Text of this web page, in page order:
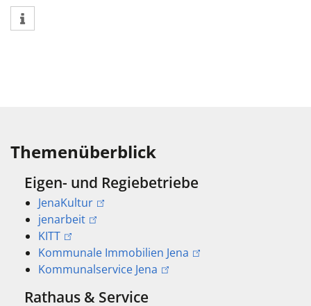
Themenüberblick
Eigen- und Regiebetriebe
JenaKultur
jenarbeit
KITT
Kommunale Immobilien Jena
Kommunalservice Jena
Rathaus & Service